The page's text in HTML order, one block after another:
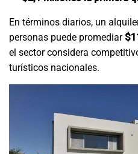
En términos diarios, un
personas puede promediar
el sector considera
turísticos nacionales.